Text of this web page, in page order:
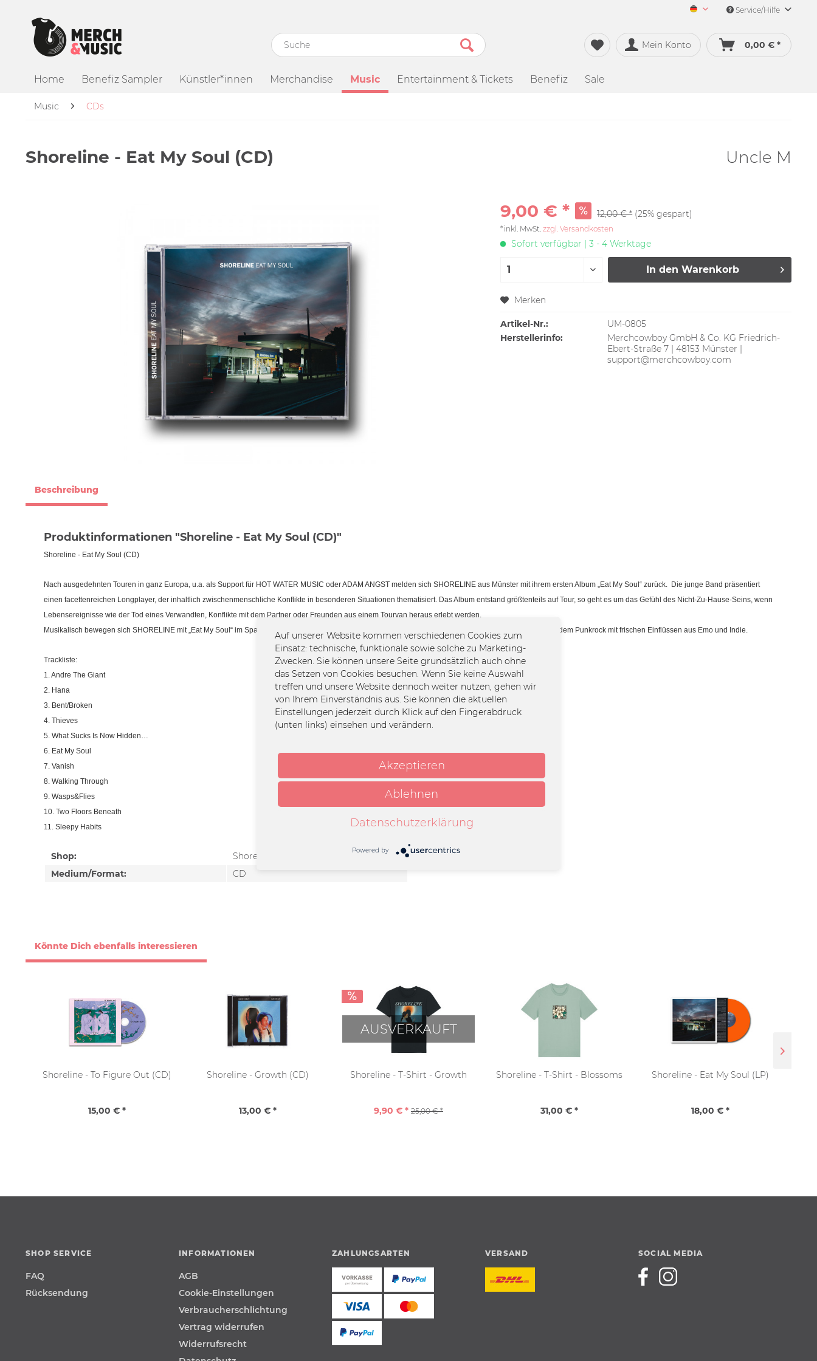
Merch&Music Deutsch
Service/Hilfe
Mein Konto 0,00 € *
Home Benefiz Sampler Künstler*innen Merchandise Music Entertainment & Tickets Benefiz Sale
Music CDs
Shoreline - Eat My Soul (CD) Uncle M
9,00 € * 12,00 € * (25% gespart)
*inkl. MwSt.zzgl. Versandkosten
Sofort verfügbar | 3 - 4 Werktage
In den Warenkorb
Merken
Artikel-Nr.:
UM-0805
Herstellerinfo:
Merchcowboy GmbH & Co. KG Friedrich-
Ebert-Straße 7 | 48153 Münster |
support@merchcowboy.com
Beschreibung
Produktinformationen "Shoreline - Eat My Soul (CD)"
Shoreline - Eat My Soul (CD)
Nach ausgedehnten Touren in ganz Europa, u.a. als Support für HOT WATER MUSIC oder ADAM ANGST melden sich SHORELINE aus Münster mit ihrem ersten Album „Eat My Soul“ zurück. Die junge Band präsentiert
einen facettenreichen Longplayer, der inhaltlich zwischenmenschliche Konflikte in besonderen Situationen thematisiert. Das Album entstand größtenteils auf Tour, so geht es um das Gefühl des Nicht-Zu-Hause-Seins, wenn
Lebensereignisse wie der Tod eines Verwandten, Konflikte mit dem Partner oder Freunden aus einem Tourvan heraus erlebt werden.
Musikalisch bewegen sich SHORELINE mit „Eat My Soul“ im Spannungsfeld von THE MENZINGERS bis hin zu TITLE FIGHT und vereinen ihre Wurzeln aus dem Punkrock mit frischen Einflüssen aus Emo und Indie.
Trackliste:
1. Andre The Giant
2. Hana
3. Bent/Broken
4. Thieves
5. What Sucks Is Now Hidden…
6. Eat My Soul
7. Vanish
8. Walking Through
9. Wasps&Flies
10. Two Floors Beneath
11. Sleepy Habits
Shop:
Shoreline
Medium/Format:
CD
Könnte Dich ebenfalls interessieren
Shoreline - To Figure Out (CD)
15,00 € *
Shoreline - Growth (CD)
13,00 € *
AUSVERKAUFT
Shoreline - T-Shirt - Growth
9,90 € * 25,00 € *
Shoreline - T-Shirt - Blossoms
31,00 € *
Shoreline - Eat My Soul (LP)
18,00 € *
SHOP SERVICE
FAQ
Rücksendung
INFORMATIONEN
AGB
Cookie-Einstellungen
Verbraucherschlichtung
Vertrag widerrufen
Widerrufsrecht
ZAHLUNGSARTEN VERSAND SOCIAL MEDIA
Auf unserer Website kommen verschiedenen Cookies zum
Einsatz: technische, funktionale sowie solche zu Marketing-
Zwecken. Sie können unsere Seite grundsätzlich auch ohne
das Setzen von Cookies besuchen. Wenn Sie keine Auswahl
treffen und unsere Website dennoch weiter nutzen, gehen wir
von Ihrem Einverständnis aus. Sie können die aktuellen
Einstellungen jederzeit durch Klick auf den Fingerabdruck
(unten links) einsehen und verändern.
Akzeptieren
Ablehnen
Datenschutzerklärung
Powered by